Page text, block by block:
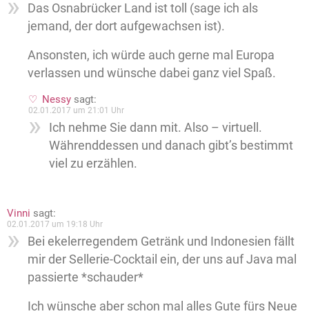
Das Osnabrücker Land ist toll (sage ich als
jemand, der dort aufgewachsen ist).
Ansonsten, ich würde auch gerne mal Europa
verlassen und wünsche dabei ganz viel Spaß.
Nessy sagt:
02.01.2017 um 21:01 Uhr
Ich nehme Sie dann mit. Also – virtuell.
Währenddessen und danach gibt’s bestimmt
viel zu erzählen.
Vinni sagt:
02.01.2017 um 19:18 Uhr
Bei ekelerregendem Getränk und Indonesien fällt
mir der Sellerie-Cocktail ein, der uns auf Java mal
passierte *schauder*
Ich wünsche aber schon mal alles Gute fürs Neue